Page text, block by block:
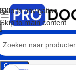
Skip to navigation
Skip to main content
Contact